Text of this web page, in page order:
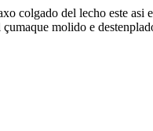
colgado del lecho este
molido e